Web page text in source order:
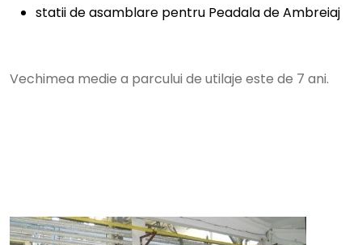
statii de asamblare pentru Peadala de Ambreiaj
Vechimea medie a parcului de utilaje este de 7 ani.